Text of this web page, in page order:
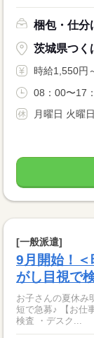
梱包・仕分
茨城県つく
時給1,550円
08：00〜17
月曜日 火曜
[一般派遣]
9月開始！
がし目視で
お子さんの夏休み
短で急募♪ 【お仕事内容】 小さい金属パーツ（マイクロシャフト）
検査 ・デスク...